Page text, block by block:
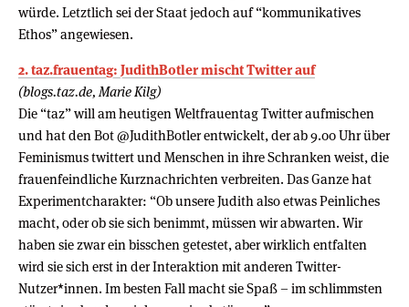
würde. Letztlich sei der Staat jedoch auf “kommunikatives
Ethos” angewiesen.
2. taz.frauentag: JudithBotler mischt Twitter auf
(blogs.taz.de, Marie Kilg)
Die “taz” will am heutigen Weltfrauentag Twitter aufmischen
und hat den Bot @JudithBotler entwickelt, der ab 9.00 Uhr über
Feminismus twittert und Menschen in ihre Schranken weist, die
frauenfeindliche Kurznachrichten verbreiten. Das Ganze hat
Experimentcharakter: “Ob unsere Judith also etwas Peinliches
macht, oder ob sie sich benimmt, müssen wir abwarten. Wir
haben sie zwar ein bisschen getestet, aber wirklich entfalten
wird sie sich erst in der Interaktion mit anderen Twitter-
Nutzer*innen. Im besten Fall macht sie Spaß – im schlimmsten